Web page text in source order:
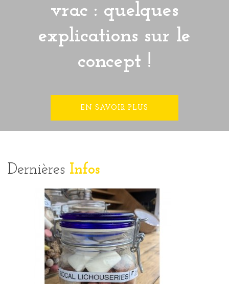
vrac : quelques
explications sur le
concept !
EN SAVOIR PLUS
Dernières Infos